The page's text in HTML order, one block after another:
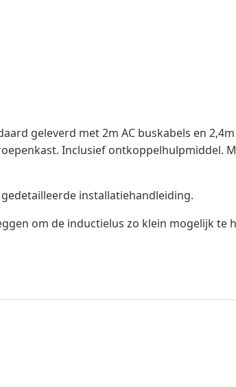
geleverd met 2m AC buskabels en
Inclusief ontkoppelhulpmiddel.
installatiehandleiding.
om de inductielus zo klein mogelijk